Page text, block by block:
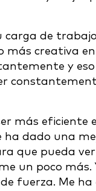
carga de
creativa en
y
más eficiente
dado una
que pueda ver
un poco más.
fuerza. Me ha